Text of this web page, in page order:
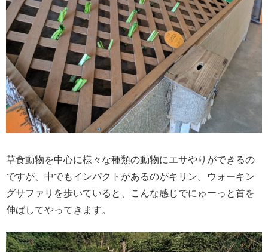
草食動物を中心に様々な種類の動物にエサやりができるの
ですが、中でもインパクトがあるのがキリン。ウォーキン
グサファリを歩いていると、こんな感じでにゅーっと首を
伸ばしてやってきます。